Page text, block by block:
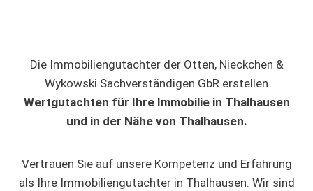
Die Immobiliengutachter der Otten, Nieckchen &
Wykowski Sachverständigen GbR erstellen
Wertgutachten für Ihre Immobilie in Thalhausen
und in der Nähe von Thalhausen.
Vertrauen Sie auf unsere Kompetenz und Erfahrung
als Ihre Immobiliengutachter in Thalhausen. Wir sind